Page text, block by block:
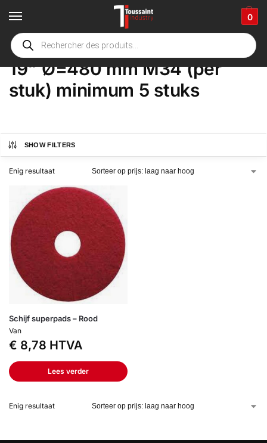
0
Home Winkel / Product Opties /
19" Ø=480 mm M34 (per
stuk) minimum 5 stuks
SHOW FILTERS
Enig resultaat
Schijf superpads – Rood
Van
€ 8,78 HTVA
Lees verder
Enig resultaat